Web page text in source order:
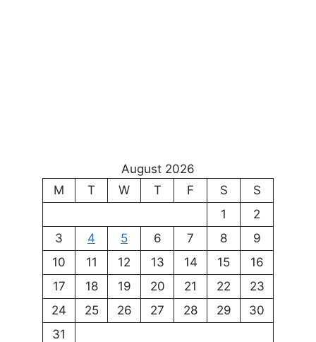
August 2026
M
T W T F S
S
1
2
3
4 5 6 7 8
9
10
11 12 13 14 15
16
17
18 19 20 21 22
23
24
25 26 27 28 29
30
31